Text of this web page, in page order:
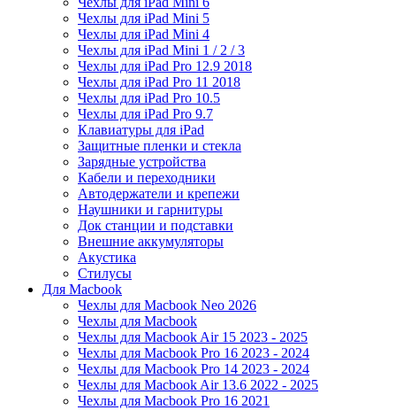
Чехлы для iPad Mini 5
Чехлы для iPad Mini 4
Чехлы для iPad Mini 1 / 2 / 3
Чехлы для iPad Pro 12.9 2018
Чехлы для iPad Pro 11 2018
Чехлы для iPad Pro 10.5
Чехлы для iPad Pro 9.7
Клавиатуры для iPad
Защитные пленки и стекла
Зарядные устройства
Кабели и переходники
Автодержатели и крепежи
Наушники и гарнитуры
Док станции и подставки
Внешние аккумуляторы
Акустика
Стилусы
Для Macbook
Чехлы для Macbook Neo 2026
Чехлы для Macbook
Чехлы для Macbook Air 15 2023 - 2025
Чехлы для Macbook Pro 16 2023 - 2024
Чехлы для Macbook Pro 14 2023 - 2024
Чехлы для Macbook Air 13.6 2022 - 2025
Чехлы для Macbook Pro 16 2021